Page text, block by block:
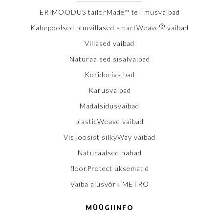
ERIMÕÕDUS tailorMade™ tellimusvaibad
Kahepoolsed puuvillased smartWeave® vaibad
Villased vaibad
Naturaalsed sisalvaibad
Koridorivaibad
Karusvaibad
Madalsidusvaibad
plasticWeave vaibad
Viskoosist silkyWay vaibad
Naturaalsed nahad
floorProtect uksematid
Vaiba alusvõrk METRO
MÜÜGIINFO